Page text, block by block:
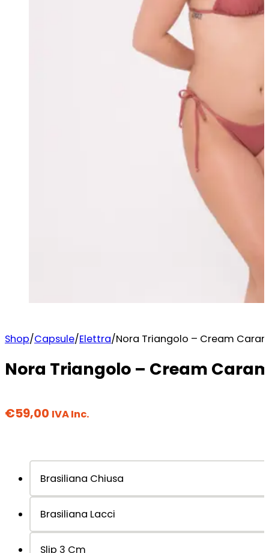
Shop/Capsule/Elettra/Nora Triangolo – Cream
Nora Triangolo – Cream
€59,00 IVA Inc.
Brasiliana Chiusa
Brasiliana Lacci
Slip 3 Cm